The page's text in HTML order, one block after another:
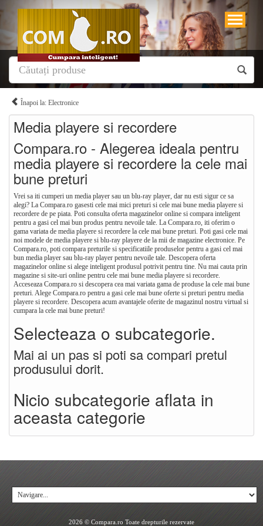
Înapoi la: Electronice
Media playere si recordere
Compara.ro - Alegerea ideala pentru
media playere si recordere la cele mai
bune preturi
Vrei sa iti cumperi un media player sau un blu-ray player, dar nu esti sigur ce sa
alegi? La Compara.ro gasesti cele mai mici preturi si cele mai bune media playere si
recordere de pe piata. Poti consulta oferta magazinelor online si compara inteligent
pentru a gasi cel mai bun produs pentru nevoile tale. La Compara.ro, iti oferim o
gama variata de media playere si recordere la cele mai bune preturi. Poti gasi cele mai
noi modele de media playere si blu-ray playere de la mii de magazine electronice. Pe
Compara.ro, poti compara preturile si specificatiile produselor pentru a gasi cel mai
bun media player sau blu-ray player pentru nevoile tale. Descopera oferta
magazinelor online si alege inteligent produsul potrivit pentru tine. Nu mai cauta prin
magazine si site-uri online pentru cele mai bune media playere si recordere.
Acceseaza Compara.ro si descopera cea mai variata gama de produse la cele mai bune
preturi. Alege Compara.ro pentru a gasi cele mai bune oferte si preturi pentru media
playere si recordere. Descopera acum avantajele oferite de magazinul nostru virtual si
cumpara la cele mai bune preturi!
Selecteaza o subcategorie.
Mai ai un pas si poti sa compari pretul
produsului dorit.
Nicio subcategorie aflata in
aceasta categorie
2026 © Compara.ro Toate drepturile rezervate